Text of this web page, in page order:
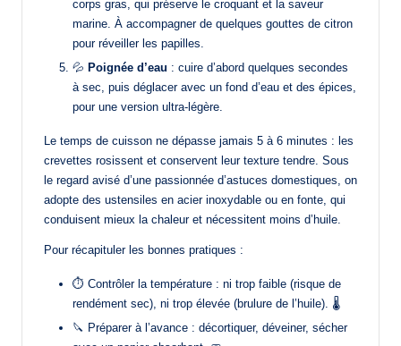
corps gras, qui préserve le croquant et la saveur
marine. À accompagner de quelques gouttes de citron
pour réveiller les papilles.
💦 Poignée d’eau : cuire d’abord quelques secondes
à sec, puis déglacer avec un fond d’eau et des épices,
pour une version ultra-légère.
Le temps de cuisson ne dépasse jamais 5 à 6 minutes : les
crevettes rosissent et conservent leur texture tendre. Sous
le regard avisé d’une passionnée d’astuces domestiques, on
adopte des ustensiles en acier inoxydable ou en fonte, qui
conduisent mieux la chaleur et nécessitent moins d’huile.
Pour récapituler les bonnes pratiques :
⏱️ Contrôler la température : ni trop faible (risque de
rendément sec), ni trop élevée (brulure de l’huile). 🌡️
🔪 Préparer à l’avance : décortiquer, déveiner, sécher